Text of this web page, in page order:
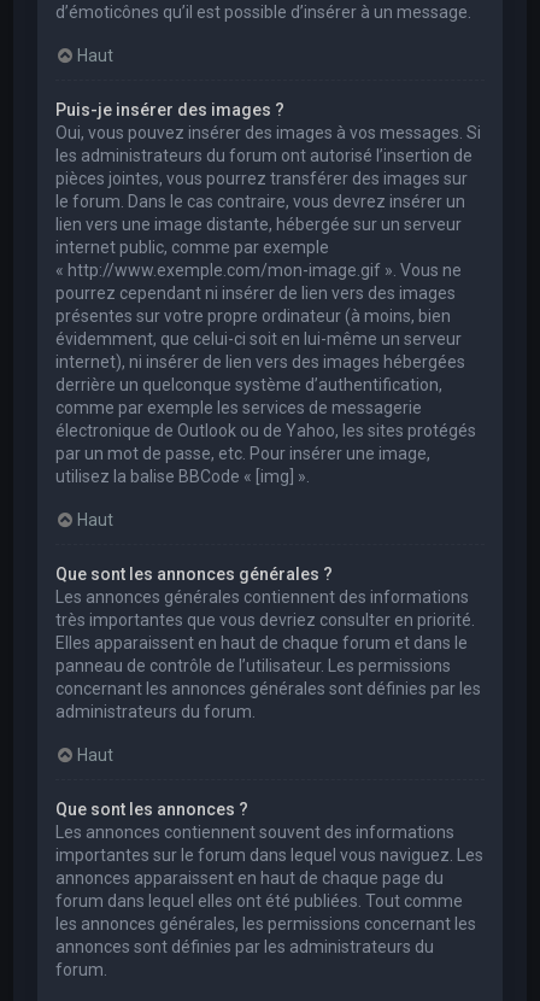
d’émoticônes qu’il est possible d’insérer à un message.
Haut
Puis-je insérer des images ?
Oui, vous pouvez insérer des images à vos messages. Si
les administrateurs du forum ont autorisé l’insertion de
pièces jointes, vous pourrez transférer des images sur
le forum. Dans le cas contraire, vous devrez insérer un
lien vers une image distante, hébergée sur un serveur
internet public, comme par exemple
« http://www.exemple.com/mon-image.gif ». Vous ne
pourrez cependant ni insérer de lien vers des images
présentes sur votre propre ordinateur (à moins, bien
évidemment, que celui-ci soit en lui-même un serveur
internet), ni insérer de lien vers des images hébergées
derrière un quelconque système d’authentification,
comme par exemple les services de messagerie
électronique de Outlook ou de Yahoo, les sites protégés
par un mot de passe, etc. Pour insérer une image,
utilisez la balise BBCode « [img] ».
Haut
Que sont les annonces générales ?
Les annonces générales contiennent des informations
très importantes que vous devriez consulter en priorité.
Elles apparaissent en haut de chaque forum et dans le
panneau de contrôle de l’utilisateur. Les permissions
concernant les annonces générales sont définies par les
administrateurs du forum.
Haut
Que sont les annonces ?
Les annonces contiennent souvent des informations
importantes sur le forum dans lequel vous naviguez. Les
annonces apparaissent en haut de chaque page du
forum dans lequel elles ont été publiées. Tout comme
les annonces générales, les permissions concernant les
annonces sont définies par les administrateurs du
forum.